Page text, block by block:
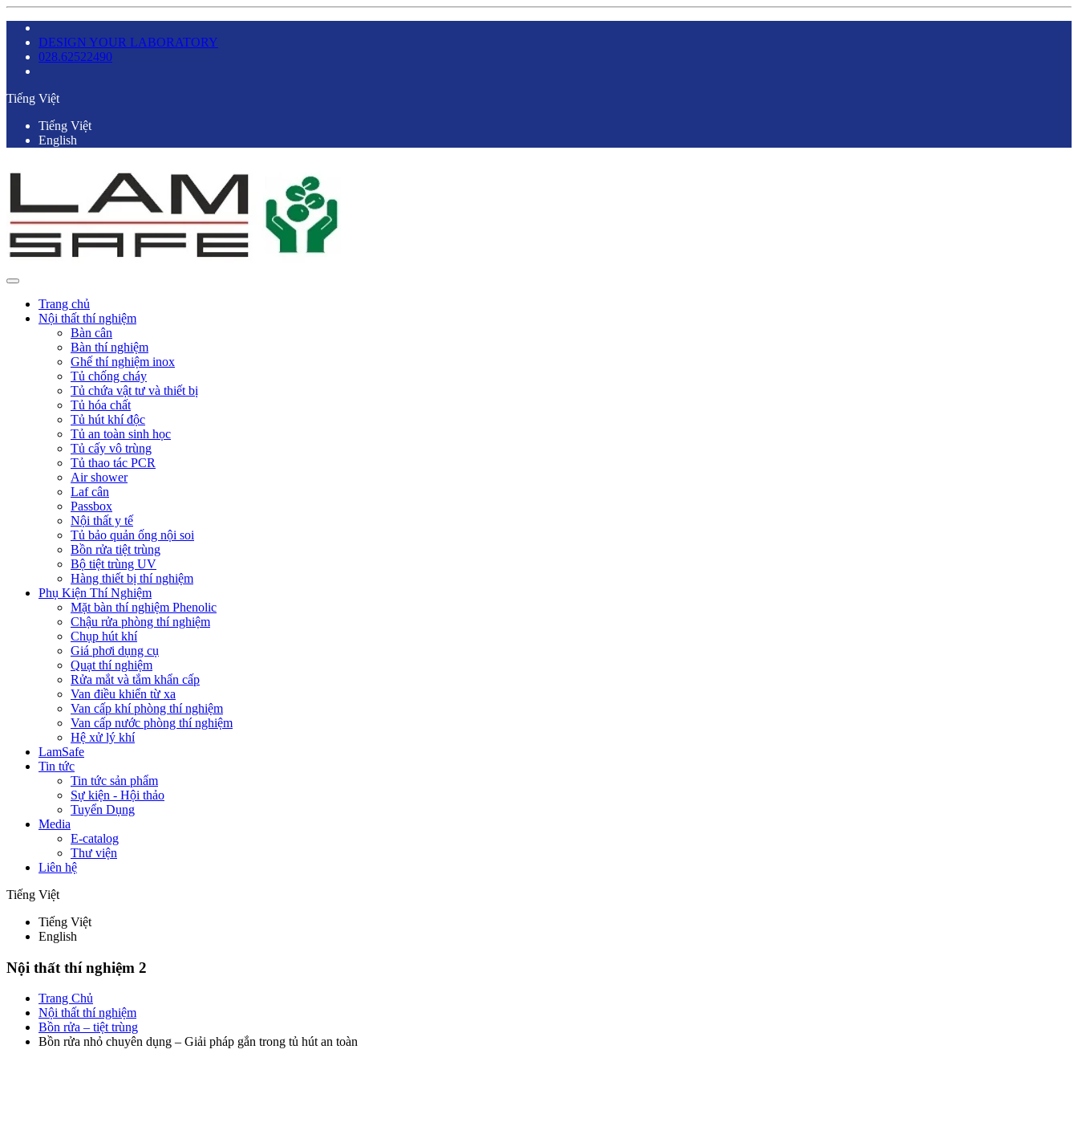
DESIGN YOUR LABORATORY
028.62522490
Tiếng Việt
Tiếng Việt
English
Trang chủ
Nội thất thí nghiệm
Bàn cân
Bàn thí nghiệm
Ghế thí nghiệm inox
Tủ chống cháy
Tủ chứa vật tư và thiết bị
Tủ hóa chất
Tủ hút khí độc
Tủ an toàn sinh học
Tủ cấy vô trùng
Tủ thao tác PCR
Air shower
Laf cân
Passbox
Nội thất y tế
Tủ bảo quản ống nội soi
Bồn rửa tiệt trùng
Bộ tiệt trùng UV
Hàng thiết bị thí nghiệm
Phụ Kiện Thí Nghiệm
Mặt bàn thí nghiệm Phenolic
Chậu rửa phòng thí nghiệm
Chụp hút khí
Giá phơi dụng cụ
Quạt thí nghiệm
Rửa mắt và tắm khẩn cấp
Van điều khiển từ xa
Van cấp khí phòng thí nghiệm
Van cấp nước phòng thí nghiệm
Hệ xử lý khí
LamSafe
Tin tức
Tin tức sản phẩm
Sự kiện - Hội thảo
Tuyển Dụng
Media
E-catalog
Thư viện
Liên hệ
Tiếng Việt
Tiếng Việt
English
Nội thất thí nghiệm 2
Trang Chủ
Nội thất thí nghiệm
Bồn rửa – tiệt trùng
Bồn rửa nhỏ chuyên dụng – Giải pháp gắn trong tủ hút an toàn